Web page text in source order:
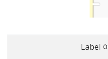
Label